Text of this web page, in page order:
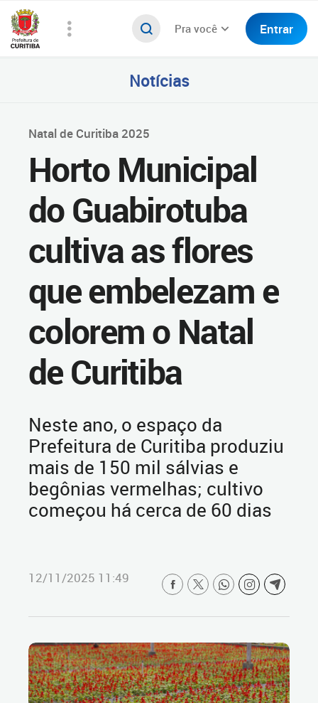
Pra você Entrar
Notícias
Natal de Curitiba 2025
Horto Municipal
do Guabirotuba
cultiva as flores
que embelezam e
colorem o Natal
de Curitiba
Neste ano, o espaço da
Prefeitura de Curitiba produziu
mais de 150 mil sálvias e
begônias vermelhas; cultivo
começou há cerca de 60 dias
12/11/2025 11:49